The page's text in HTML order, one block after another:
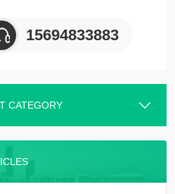
、食品加工设备）。
15694833883
CATEGORY